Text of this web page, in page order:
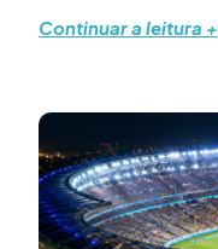
Continuar a leitura +